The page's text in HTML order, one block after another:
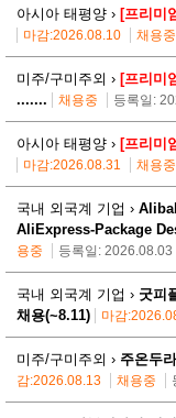
아시아 태평양 › [프리미
마감:2026.08.10 채용중
미주/구미주외 › [프리미
.......
채용중 등록일:
아시아 태평양 › [프리미
마감:2026.08.31 채용중
국내 외국계 기업 ›
AliExpress-Package
용중
등록일: 2026.08.03
국내 외국계 기업 › 굿피
채용(~8.11)
마감
미주/구미주외 › 주온두
감:2026.08.13
채용중